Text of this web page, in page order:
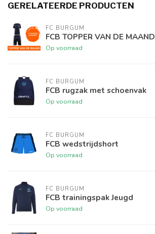
GERELATEERDE PRODUCTEN
FC BURGUM
FCB TOPPER VAN DE MAAND
Op voorraad
FC BURGUM
FCB rugzak met schoenvak
Op voorraad
FC BURGUM
FCB wedstrijdshort
Op voorraad
FC BURGUM
FCB trainingspak Jeugd
Op voorraad